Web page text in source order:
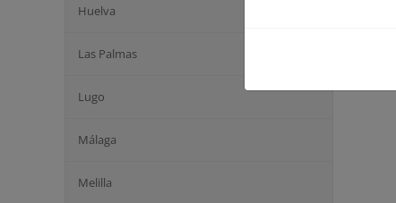
Huelva
Las Palmas
Lugo
Málaga
Melilla